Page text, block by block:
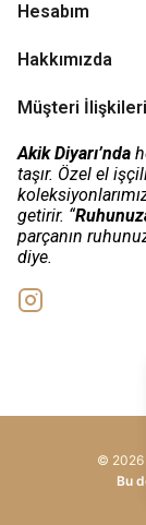
Hesabım
Hakkımızda
Müşteri İlişkileri
Akik Diyarı’nda
taşır. Özel el
getirir. “
parçanın
diye.
© 2026
Bu